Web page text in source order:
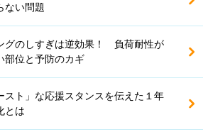
ない問題
グのしすぎは逆効果！ 負荷耐性が
部位と予防のカギ
スト」な応援スタンスを伝えた１年
とは